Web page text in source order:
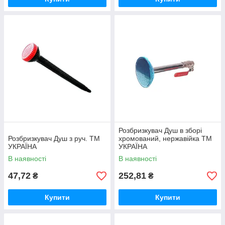
Розбризкувач Душ з руч. ТМ
УКРАЇНА
В наявності
47,72 ₴
Купити
Розбризкувач Душ в зборі
хромований, нержавійка ТМ
УКРАЇНА
В наявності
252,81 ₴
Купити